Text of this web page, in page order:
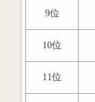
9位
10位
11位